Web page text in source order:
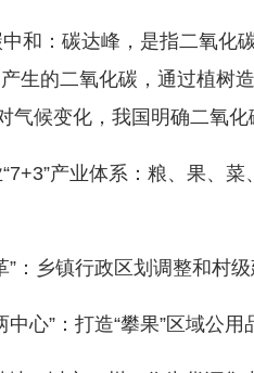
：碳达峰，是指二氧化碳
生的二氧化碳，通过植树
气候变化，我国明确二氧
产业体系：粮、果、菜
乡镇行政区划调整和村级
心”：打造“攀果”区域公用